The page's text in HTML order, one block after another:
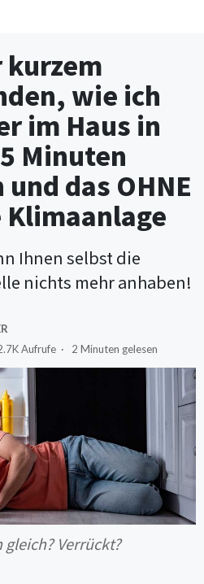
kurzem
wie ich
im Haus in
Minuten
das OHNE
Ihnen selbst die
nichts mehr anhaben!
Aufrufe · 2 Minuten gelesen
gleich? Verrückt?